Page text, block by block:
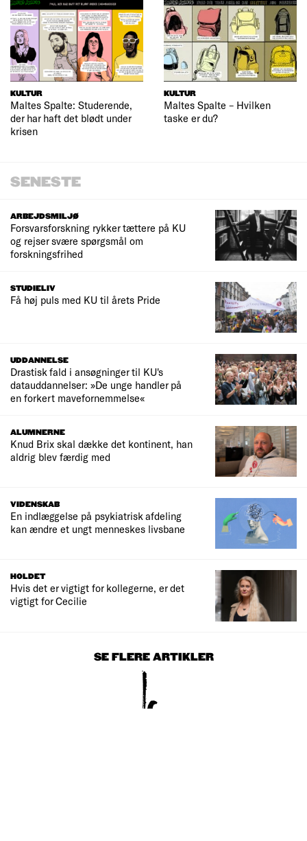
KULTUR
Maltes Spalte: Studerende,
der har haft det blødt under
krisen
KULTUR
Maltes Spalte – Hvilken
taske er du?
SENESTE
ARBEJDSMILJØ
Forsvarsforskning rykker tættere på KU
og rejser svære spørgsmål om
forskningsfrihed
STUDIELIV
Få høj puls med KU til årets Pride
UDDANNELSE
Drastisk fald i ansøgninger til KU's
datauddannelser: »De unge handler på
en forkert mavefornemmelse«
ALUMNERNE
Knud Brix skal dække det kontinent, han
aldrig blev færdig med
VIDENSKAB
En indlæggelse på psykiatrisk afdeling
kan ændre et ungt menneskes livsbane
HOLDET
Hvis det er vigtigt for kollegerne, er det
vigtigt for Cecilie
SE FLERE ARTIKLER